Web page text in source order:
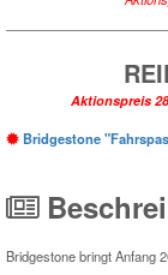
Aktionspreis
Bridgestone
Bridgestone bringt Anfang